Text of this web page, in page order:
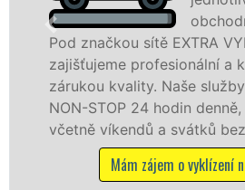
obchodní společnosti.
sítě EXTRA VYKLÍZENÍ
profesionální a kvalitní servis se
Naše služby poskytujeme
24 hodin denně, 7 dní v týdnu
a svátků bez příplatků.
Mám zájem o vyklízení na Praze 9